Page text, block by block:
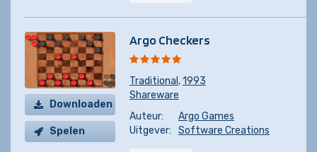
Downloaden
Spelen
Argo Checkers
Traditional ,1993
Shareware
Auteur:
Argo Games
Uitgever:
Software Creations